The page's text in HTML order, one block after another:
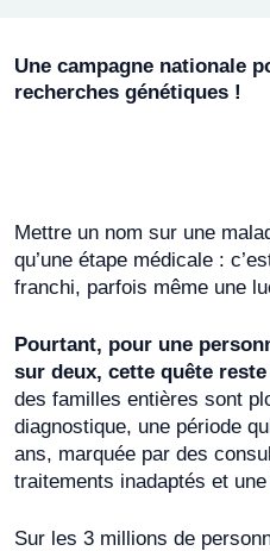
Une campagne nationale
recherches génétiques !
Mettre un nom sur une
qu’une étape médicale :
franchi, parfois même une
Pourtant, pour une
sur deux, cette quête reste
des familles entières sont
diagnostique, une période
ans, marquée par des
traitements inadaptés et
Sur les 3 millions de